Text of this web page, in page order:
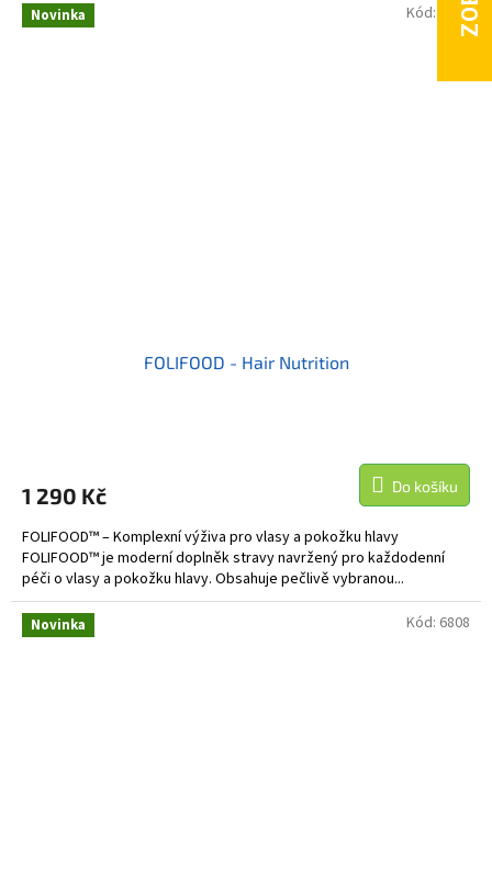
Novinka
FOLIFOOD - Hair Nutrition
1 290 Kč Do košíku
FOLIFOOD™ – Komplexní výživa pro vlasy a pokožku hlavy
FOLIFOOD™ je moderní doplněk stravy navržený pro každodenní
péči o vlasy a pokožku hlavy. Obsahuje pečlivě vybranou...
Kód: 6811
Novinka Kód: 6808